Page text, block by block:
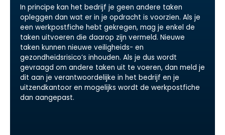
In principe kan het bedrijf je geen andere taken
opleggen dan wat er in je opdracht is voorzien. Als je
een werkpostfiche hebt gekregen, mag je enkel de
taken uitvoeren die daarop zijn vermeld. Nieuwe
taken kunnen nieuwe veiligheids- en
gezondheidsrisico’s inhouden. Als je dus wordt
gevraagd om andere taken uit te voeren, dan meld je
dit aan je verantwoordelijke in het bedrijf en je
uitzendkantoor en mogelijks wordt de werkpostfiche
dan aangepast.